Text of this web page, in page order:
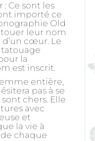
: Ce sont les
importé ce
Old
leur nom
cœur. Le
la
est inscrit.
entière,
pas à se
chers. Elle
avec
et
la vie à
chaque